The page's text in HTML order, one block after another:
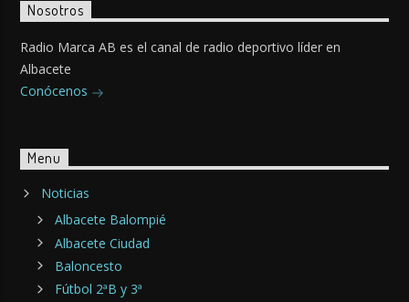
Nosotros
Radio Marca AB es el canal de radio deportivo líder en
Albacete
Conócenos
Menu
Noticias
Albacete Balompié
Albacete Ciudad
Baloncesto
Fútbol 2ªB y 3ª